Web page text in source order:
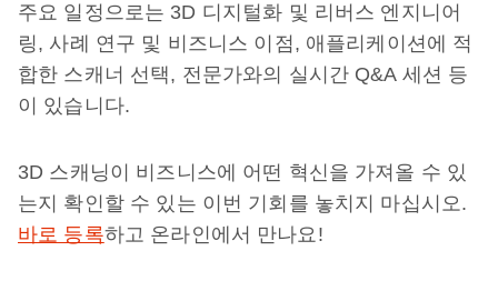
주요 일정으로는 3D 디지털화 및 리버스 엔지니어
링, 사례 연구 및 비즈니스 이점, 애플리케이션에 적
합한 스캐너 선택, 전문가와의 실시간 Q&A 세션 등
이 있습니다.
3D 스캐닝이 비즈니스에 어떤 혁신을 가져올 수 있
는지 확인할 수 있는 이번 기회를 놓치지 마십시오.
바로 등록하고 온라인에서 만나요!